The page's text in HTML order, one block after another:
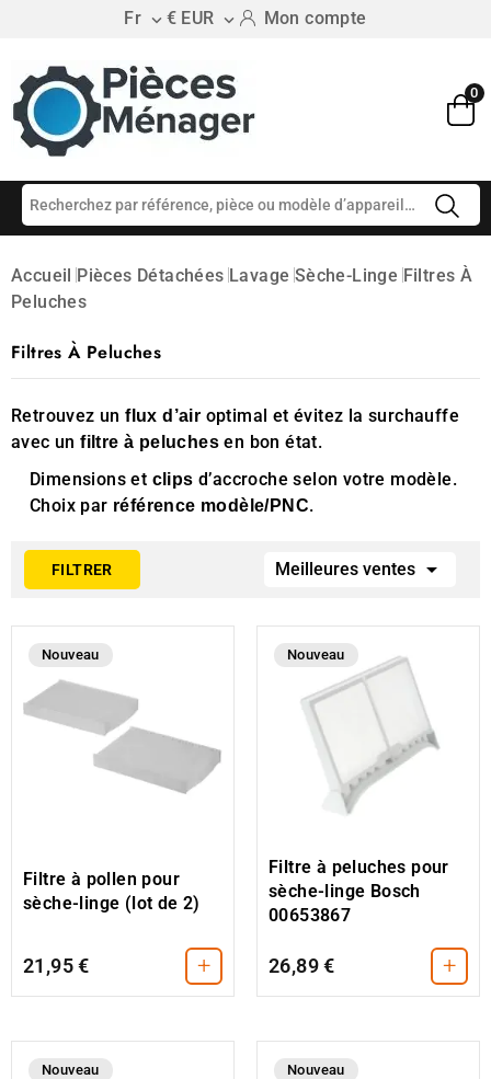
Fr  € EUR  Mon compte
0
Accueil Pièces Détachées Lavage Sèche-Linge Filtres À
Peluches
Filtres À Peluches
Retrouvez unflux d’air optimal et évitez la surchauffe
avec unfiltre à peluches en bon état.
Dimensions et clips d’accroche selon votre modèle.
Choix par référence modèle/PNC.
FILTRER Meilleures ventes 
Nouveau
Filtre à pollen pour
sèche-linge (lot de 2)
21,95 € +
Nouveau
Filtre à peluches pour
sèche-linge Bosch
00653867
26,89 € +
Nouveau Nouveau